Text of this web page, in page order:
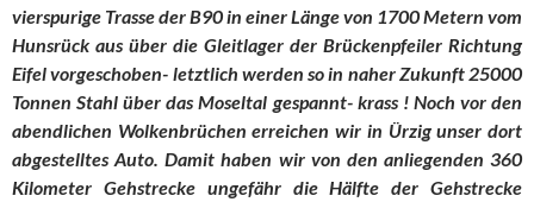
vierspurige Trasse der B90 in einer Länge von 1700 Metern vom
Hunsrück aus über die Gleitlager der Brückenpfeiler Richtung
Eifel vorgeschoben- letztlich werden so in naher Zukunft 25000
Tonnen Stahl über das Moseltal gespannt- krass ! Noch vor den
abendlichen Wolkenbrüchen erreichen wir in Ürzig unser dort
abgestelltes Auto. Damit haben wir von den anliegenden 360
Kilometer Gehstrecke ungefähr die Hälfte der Gehstrecke